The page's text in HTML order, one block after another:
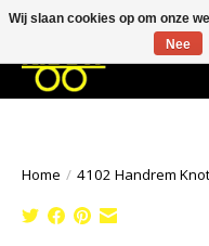
033- 2470 538
Home / 4102 Handrem
Wij slaan cookies op om onze
Nee